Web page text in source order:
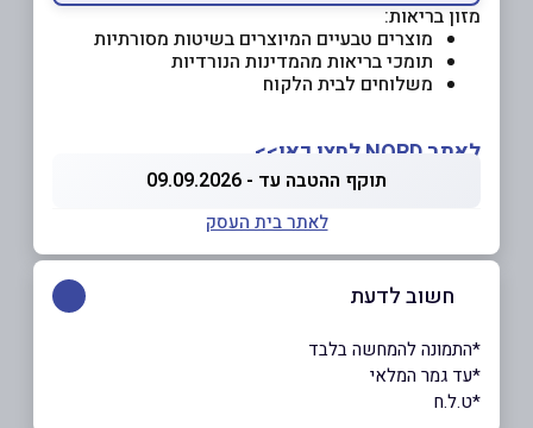
מזון בריאות:
מוצרים טבעיים המיוצרים בשיטות מסורתיות
תומכי בריאות מהמדינות הנורדיות
משלוחים לבית הלקוח
לאתר NORD לחצו כאן>>
תוקף ההטבה עד - 09.09.2026
לאתר בית העסק
חשוב לדעת
*התמונה להמחשה בלבד
*עד גמר המלאי
*ט.ל.ח